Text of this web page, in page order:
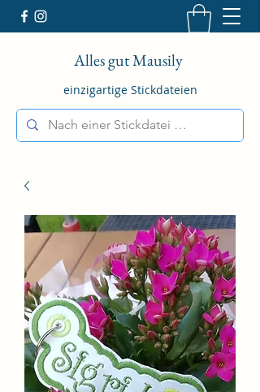
Alles gut Mausily
einzigartige Stickdateien